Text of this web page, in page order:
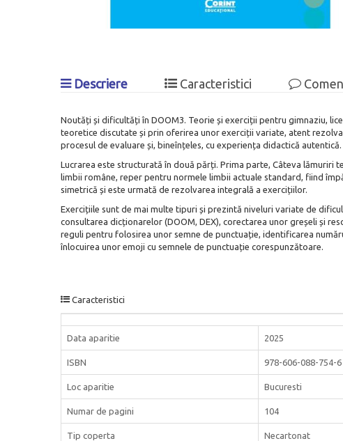
Descriere Caracteristici
Noutăți și dificultăți în DOOM3. Teorie și exerciții pentru gimnaziu,
teoretice discutate și prin oferirea unor exerciții variate, atent
procesul de evaluare și, bineînțeles, cu experiența didactică autentică.
Lucrarea este structurată în două părți. Prima parte, Câteva
limbii române, reper pentru normele limbii actuale standard, fiind
simetrică și este urmată de rezolvarea integrală a exercițiilor.
Exercițiile sunt de mai multe tipuri și prezintă niveluri variate de
consultarea dicționarelor (DOOM, DEX), corectarea unor greșeli și
reguli pentru folosirea unor semne de punctuație, identificarea
înlocuirea unor emoji cu semnele de punctuație corespunzătoare.
Caracteristici
Data aparitie 2025
ISBN 978-606-088-754-6
Loc aparitie Bucuresti
Numar de pagini 104
Tip coperta Necartonat